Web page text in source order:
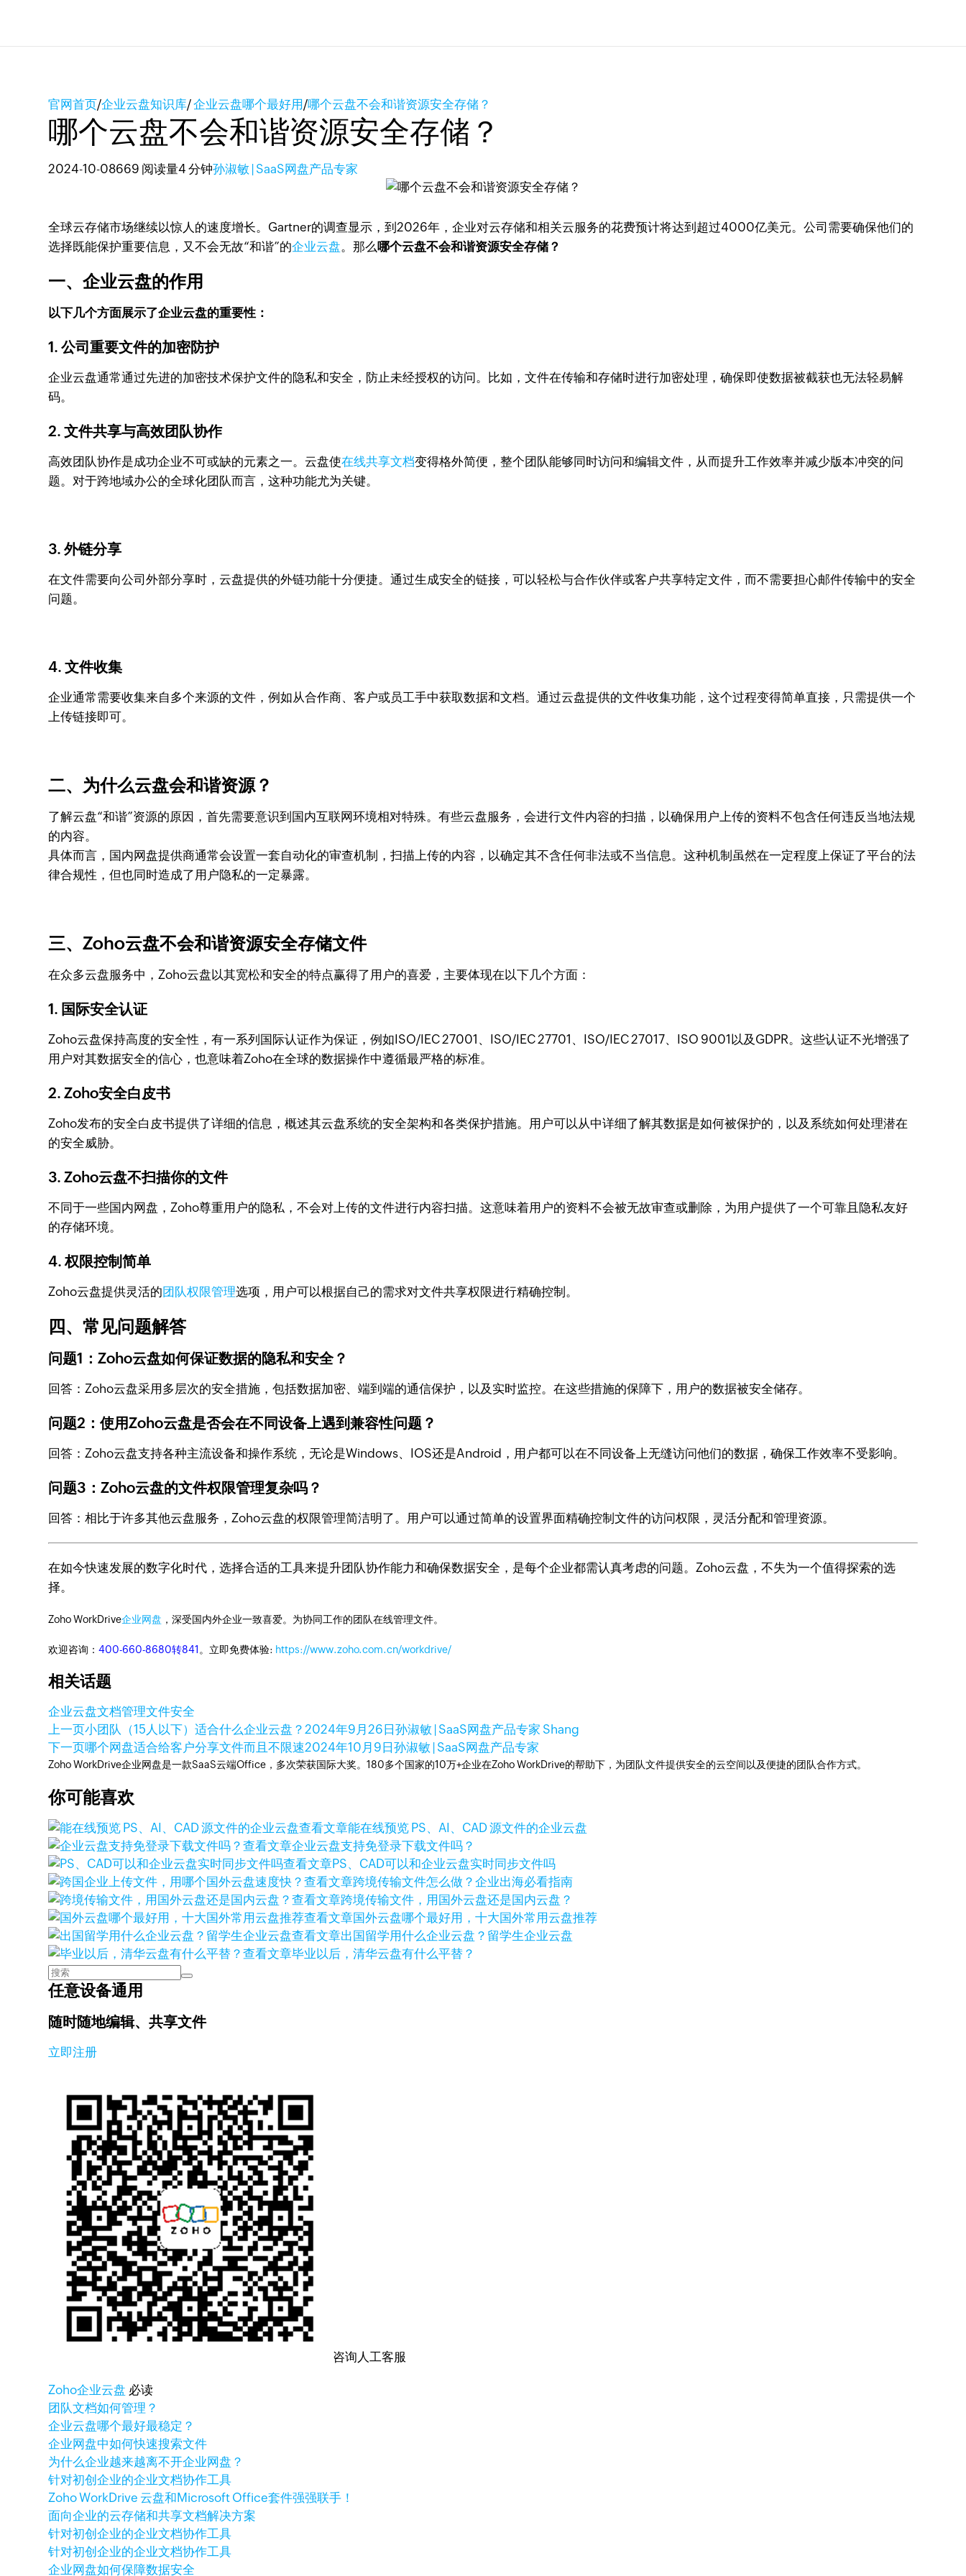
官网首页/企业云盘知识库/企业云盘哪个最好用/哪个云盘不会和谐资源安全存储？
哪个云盘不会和谐资源安全存储？
2024-10-08669 阅读量4 分钟孙淑敏 | SaaS网盘产品专家
全球云存储市场继续以惊人的速度增长。Gartner的调查显示，到2026年，企业对云存储和相关云服务的花费预计将达到超过4000亿美元。公司需要确保他们的
选择既能保护重要信息，又不会无故“和谐”的企业云盘。那么哪个云盘不会和谐资源安全存储？
一、企业云盘的作用
以下几个方面展示了企业云盘的重要性：
1. 公司重要文件的加密防护
企业云盘通常通过先进的加密技术保护文件的隐私和安全，防止未经授权的访问。比如，文件在传输和存储时进行加密处理，确保即使数据被截获也无法轻易解
码。
2. 文件共享与高效团队协作
高效团队协作是成功企业不可或缺的元素之一。云盘使在线共享文档变得格外简便，整个团队能够同时访问和编辑文件，从而提升工作效率并减少版本冲突的问
题。对于跨地域办公的全球化团队而言，这种功能尤为关键。
3. 外链分享
在文件需要向公司外部分享时，云盘提供的外链功能十分便捷。通过生成安全的链接，可以轻松与合作伙伴或客户共享特定文件，而不需要担心邮件传输中的安全
问题。
4. 文件收集
企业通常需要收集来自多个来源的文件，例如从合作商、客户或员工手中获取数据和文档。通过云盘提供的文件收集功能，这个过程变得简单直接，只需提供一个
上传链接即可。
二、为什么云盘会和谐资源？
了解云盘“和谐”资源的原因，首先需要意识到国内互联网环境相对特殊。有些云盘服务，会进行文件内容的扫描，以确保用户上传的资料不包含任何违反当地法规
的内容。
具体而言，国内网盘提供商通常会设置一套自动化的审查机制，扫描上传的内容，以确定其不含任何非法或不当信息。这种机制虽然在一定程度上保证了平台的法
律合规性，但也同时造成了用户隐私的一定暴露。
三、Zoho云盘不会和谐资源安全存储文件
在众多云盘服务中，Zoho云盘以其宽松和安全的特点赢得了用户的喜爱，主要体现在以下几个方面：
1. 国际安全认证
Zoho云盘保持高度的安全性，有一系列国际认证作为保证，例如ISO/IEC 27001、ISO/IEC 27701、ISO/IEC 27017、ISO 9001以及GDPR。这些认证不光增强了
用户对其数据安全的信心，也意味着Zoho在全球的数据操作中遵循最严格的标准。
2. Zoho安全白皮书
Zoho发布的安全白皮书提供了详细的信息，概述其云盘系统的安全架构和各类保护措施。用户可以从中详细了解其数据是如何被保护的，以及系统如何处理潜在
的安全威胁。
3. Zoho云盘不扫描你的文件
不同于一些国内网盘，Zoho尊重用户的隐私，不会对上传的文件进行内容扫描。这意味着用户的资料不会被无故审查或删除，为用户提供了一个可靠且隐私友好
的存储环境。
4. 权限控制简单
Zoho云盘提供灵活的团队权限管理选项，用户可以根据自己的需求对文件共享权限进行精确控制。
四、常见问题解答
问题1：Zoho云盘如何保证数据的隐私和安全？
回答：Zoho云盘采用多层次的安全措施，包括数据加密、端到端的通信保护，以及实时监控。在这些措施的保障下，用户的数据被安全储存。
问题2：使用Zoho云盘是否会在不同设备上遇到兼容性问题？
回答：Zoho云盘支持各种主流设备和操作系统，无论是Windows、IOS还是Android，用户都可以在不同设备上无缝访问他们的数据，确保工作效率不受影响。
问题3：Zoho云盘的文件权限管理复杂吗？
回答：相比于许多其他云盘服务，Zoho云盘的权限管理简洁明了。用户可以通过简单的设置界面精确控制文件的访问权限，灵活分配和管理资源。
在如今快速发展的数字化时代，选择合适的工具来提升团队协作能力和确保数据安全，是每个企业都需认真考虑的问题。Zoho云盘，不失为一个值得探索的选
择。
Zoho WorkDrive企业网盘 ，深受国内外企业一致喜爱。为协同工作的团队在线管理文件。
欢迎咨询：400-660-8680转841 。立即免费体验: https://www.zoho.com.cn/workdrive/
相关话题
企业云盘文档管理文件安全
上一页小团队（15人以下）适合什么企业云盘？2024年9月26日孙淑敏 | SaaS网盘产品专家 Shang
下一页哪个网盘适合给客户分享文件而且不限速2024年10月9日孙淑敏 | SaaS网盘产品专家
Zoho WorkDrive企业网盘是一款SaaS云端Office，多次荣获国际大奖。180多个国家的10万+企业在Zoho WorkDrive的帮助下，为团队文件提供安全的云空间以及便捷的团队合作方式。
你可能喜欢
查看文章能在线预览 PS、AI、CAD 源文件的企业云盘
查看文章企业云盘支持免登录下载文件吗？
查看文章PS、CAD可以和企业云盘实时同步文件吗
查看文章跨境传输文件怎么做？企业出海必看指南
查看文章跨境传输文件，用国外云盘还是国内云盘？
查看文章国外云盘哪个最好用，十大国外常用云盘推荐
查看文章出国留学用什么企业云盘？留学生企业云盘
查看文章毕业以后，清华云盘有什么平替？
任意设备通用
随时随地编辑、共享文件
立即注册
咨询人工客服
Zoho企业云盘 必读
团队文档如何管理？
企业云盘哪个最好最稳定？
企业网盘中如何快速搜索文件
为什么企业越来越离不开企业网盘？
针对初创企业的企业文档协作工具
Zoho WorkDrive 云盘和Microsoft Office套件强强联手！
面向企业的云存储和共享文档解决方案
针对初创企业的企业文档协作工具
针对初创企业的企业文档协作工具
企业网盘如何保障数据安全